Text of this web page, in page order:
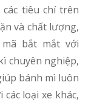
tiêu chí trên
và chất lượng,
mã bắt mắt với
chuyên nghiệp,
bánh mì luôn
loại xe khác,